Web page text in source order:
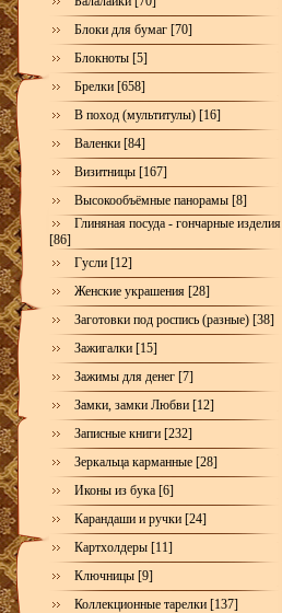
Блоки для бумаг [70]
Блокноты [5]
Брелки [658]
В поход (мультитулы) [16]
Валенки [84]
Визитницы [167]
Высокообъёмные панорамы [8]
Глиняная посуда - гончарные изделия
[86]
Гусли [12]
Женские украшения [28]
Заготовки под роспись (разные) [38]
Зажигалки [15]
Зажимы для денег [7]
Замки, замки Любви [12]
Записные книги [232]
Зеркальца карманные [28]
Иконы из бука [6]
Карандаши и ручки [24]
Картхолдеры [11]
Ключницы [9]
Коллекционные тарелки [137]